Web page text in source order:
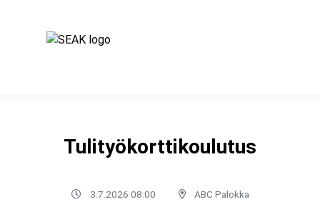
Tulityökorttikoulutus
3.7.2026 08:00 ABC Palokka